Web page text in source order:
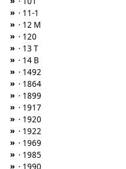
» · 11-1
» · 12 M
» · 120
» · 13 T
» · 14 B
» · 1492
» · 1864
» · 1899
» · 1917
» · 1920
» · 1922
» · 1969
» · 1985
» · 1990